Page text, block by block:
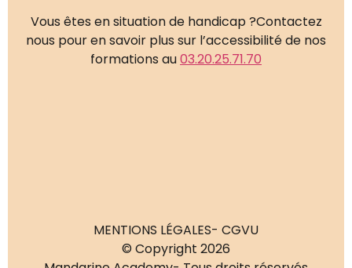
Vous êtes en situation de handicap ?Contactez
nous pour en savoir plus sur l’accessibilité de nos
formations au03.20.25.71.70
MENTIONS LÉGALES- CGVU
© Copyright 2026